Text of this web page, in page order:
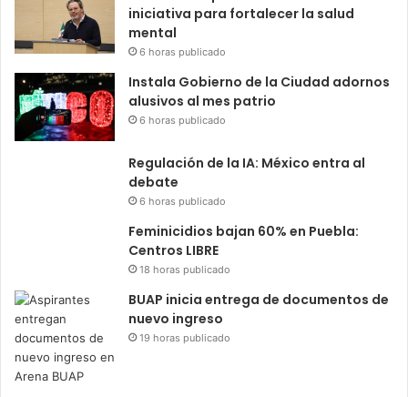
iniciativa para fortalecer la salud
mental
6 horas publicado
Instala Gobierno de la Ciudad adornos
alusivos al mes patrio
6 horas publicado
Regulación de la IA: México entra al
debate
6 horas publicado
Feminicidios bajan 60% en Puebla:
Centros LIBRE
18 horas publicado
BUAP inicia entrega de documentos de
nuevo ingreso
19 horas publicado